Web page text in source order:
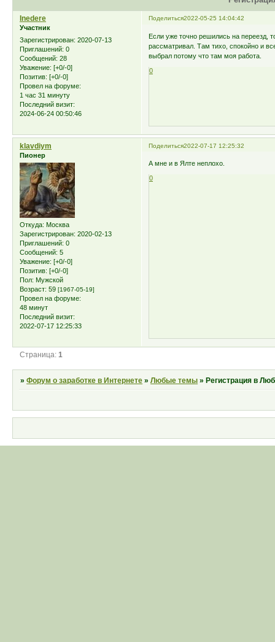
Поделиться2022-05-25 14:04:42
Inedere
Участник
Зарегистрирован: 2020-07-13
Приглашений: 0
Сообщений: 28
Уважение: [+0/-0]
Позитив: [+0/-0]
Провел на форуме:
1 час 31 минуту
Последний визит:
2024-06-24 00:50:46
Если уже точно решились на переезд,
рассматривал. Там тихо, спокойно и
выбрал потому что там моя работа.
0
Поделиться2022-07-17 12:25:32
klavdiym
Пионер
Откуда: Москва
Зарегистрирован: 2020-02-13
Приглашений: 0
Сообщений: 5
Уважение: [+0/-0]
Позитив: [+0/-0]
Пол: Мужской
Возраст: 59 [1967-05-19]
Провел на форуме:
48 минут
Последний визит:
2022-07-17 12:25:33
А мне и в Ялте неплохо.
0
Страница:1
»Форум о заработке в Интернете »Любые темы »Регистрация в